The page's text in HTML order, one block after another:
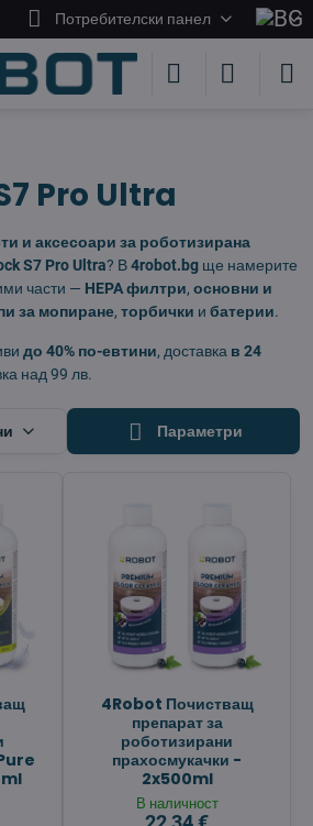
Потребителски панел
Pro Ultra
и аксесоари за роботизирана
S7 Pro Ultra? В4robot.bg ще намерите
части — HEPA филтри, основни и
за мопиране, торбички и батерии.
до 40% по-евтини, доставка в 24
над 99 лв.
Параметри
4Robot Почистващ
препарат за
роботизирани
прахосмукачки -
2x500ml
В наличност